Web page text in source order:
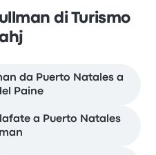
di Turismo
da Puerto Natales a
Paine
a Puerto Natales